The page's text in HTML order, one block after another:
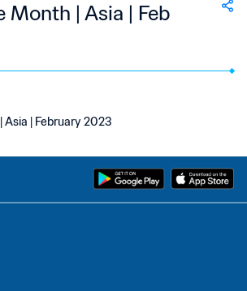
Month | Asia | Feb
| February 2023